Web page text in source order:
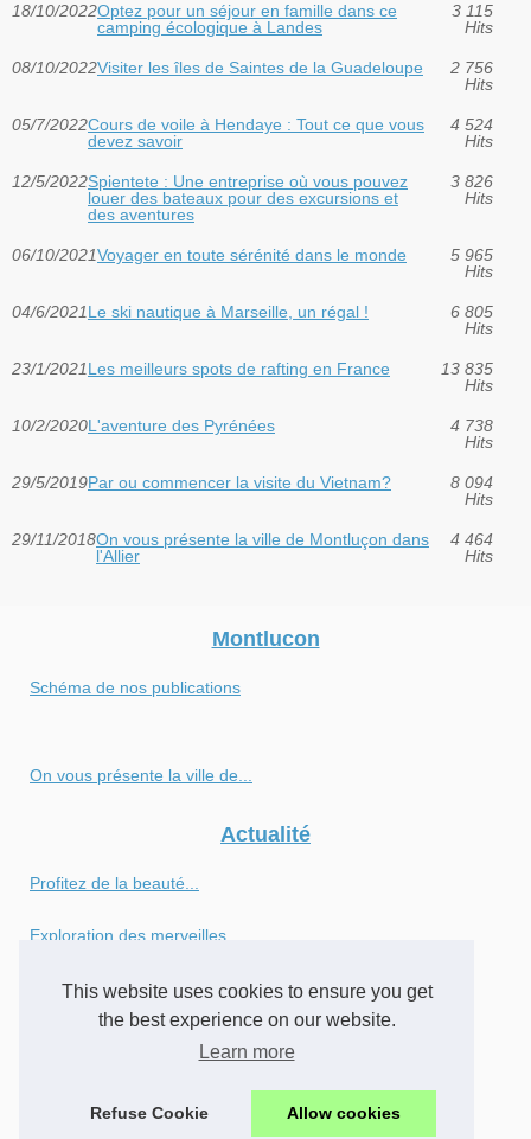
This website uses cookies to ensure you get
the best experience on our website.
Learn more
Refuse Cookie Allow cookies
18/10/2022Optez pour un séjour en famille dans ce
camping écologique à Landes
3 115
Hits
08/10/2022Visiter les îles de Saintes de la Guadeloupe
2 756
Hits
05/7/2022Cours de voile à Hendaye : Tout ce que vous
devez savoir
4 524
Hits
12/5/2022Spientete : Une entreprise où vous pouvez
louer des bateaux pour des excursions et
des aventures
3 826
Hits
06/10/2021Voyager en toute sérénité dans le monde
5 965
Hits
04/6/2021Le ski nautique à Marseille, un régal !
6 805
Hits
23/1/2021Les meilleurs spots de rafting en France
13 835
Hits
10/2/2020L'aventure des Pyrénées
4 738
Hits
29/5/2019Par ou commencer la visite du Vietnam?
8 094
Hits
29/11/2018On vous présente la ville de Montluçon dans
l'Allier
4 464
Hits
Montlucon
Schéma de nos publications
On vous présente la ville de...
Actualité
Profitez de la beauté...
Exploration des merveilles...
Explorer Sanguinet pendant...
Vie locale